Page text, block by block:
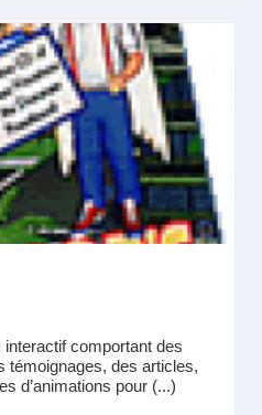
comportant des
témoignages, des articles,
d’animations pour (...)